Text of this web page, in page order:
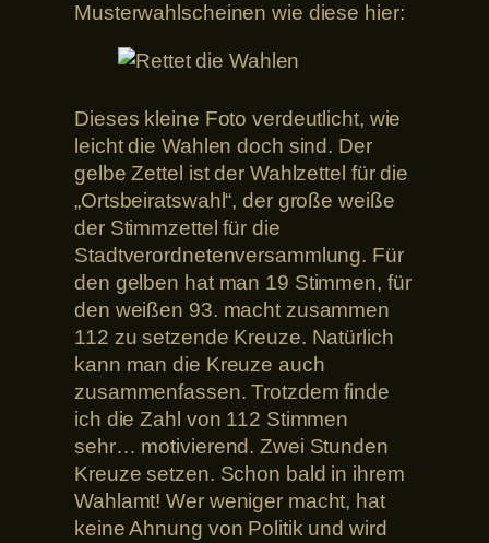
Musterwahlscheinen wie diese hier:
Dieses kleine Foto verdeutlicht, wie
leicht die Wahlen doch sind. Der
gelbe Zettel ist der Wahlzettel für die
„Ortsbeiratswahl“, der große weiße
der Stimmzettel für die
Stadtverordnetenversammlung. Für
den gelben hat man 19 Stimmen, für
den weißen 93. macht zusammen
112 zu setzende Kreuze. Natürlich
kann man die Kreuze auch
zusammenfassen. Trotzdem finde
ich die Zahl von 112 Stimmen
sehr… motivierend. Zwei Stunden
Kreuze setzen. Schon bald in ihrem
Wahlamt! Wer weniger macht, hat
keine Ahnung von Politik und wird